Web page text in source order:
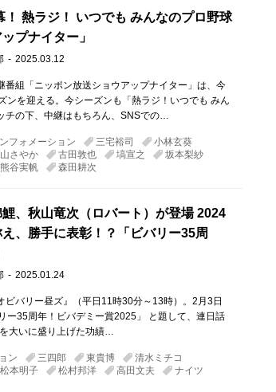
熱ラジ！ いつでも みんなのプロ野球
プナイター」
2025.03.12
番組「ニッポン放送ショウアップナイター」は、今
ンを迎える。今シーズンも「熱ラジ！いつでも みん
チの下、中継はもちろん、SNSでの…
フォメーション 三宅裕司
小林玄葵
さやか 古田敦也 塙宣之
坂本梨紗
熊谷実帆 森田耕次
、秋山竜次（ロバート）が登場 2024
、勝手に表彰！？「ビバリー35周
2025.01.24
ビバリー昼ズ』（平日11時30分～13時）。2月3日
ー35周年！ビバデミー賞2025」 と題して、連日話
大いに盛り上げた功績…
ン 三四郎 東貴博
清水ミチコ
松本明子 松村邦洋 高田文夫
ナイツ